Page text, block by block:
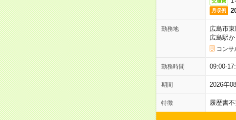
月収例
勤務地
広島市
広島駅
コンサ
勤務時間 09:00-
期間 2026年
特徴 履歴書